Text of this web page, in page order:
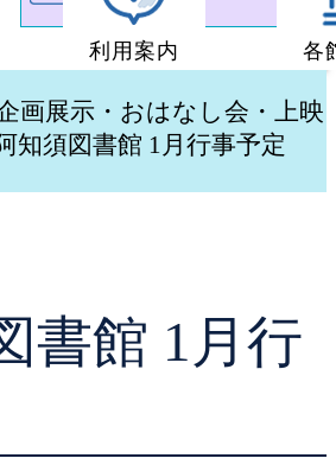
・予約
キング
キング
利用案内
図書館利用案内
学校図書館支援サー
各
画展示・おはなし会・上映
知須図書館 1月行事予定
書館 1月行